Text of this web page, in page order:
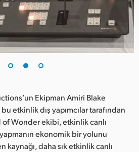
Ekipman Amiri Blake
etkinlik dış yapımcılar tarafından
of Wonder ekibi, etkinlik canlı
ekonomik bir yolunu
kaynağı, daha sık etkinlik canlı